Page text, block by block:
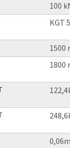
100
KGT
1500
1800